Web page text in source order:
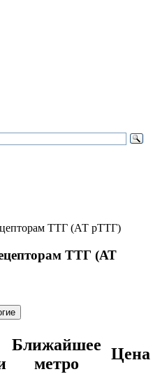
ТТГ (АТ рТТГ)
ТТГ (АТ
Ближайшее
метро
Цена